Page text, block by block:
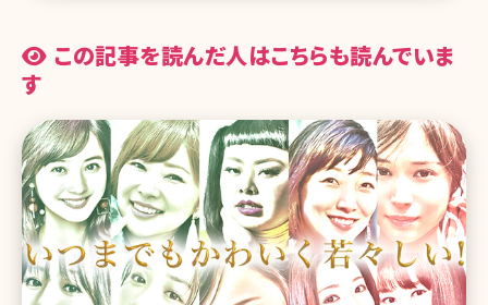
この記事を読んだ人はこちらも読んでいま
す